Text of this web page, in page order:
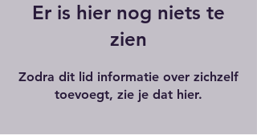
Er is hier nog niets te
zien
Zodra dit lid informatie over zichzelf
toevoegt, zie je dat hier.